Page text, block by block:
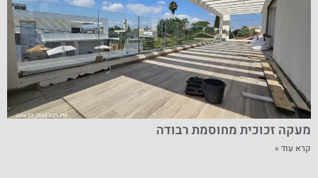
מעקה זכוכית מחוסמת רבודה
קרא עוד »